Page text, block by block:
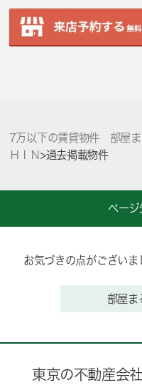
7万以下の賃貸物件 部屋
ＨＩＮ>過去掲載物件
ページ
お気づきの点がございま
部屋ま
東京の不動産会